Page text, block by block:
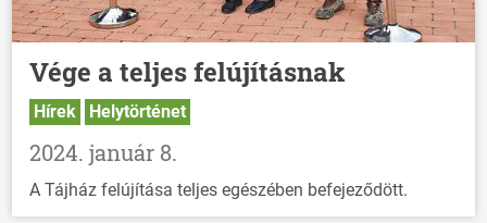
Vége a teljes felújításnak
Hírek Helytörténet
2024. január 8.
A Tájház felújítása teljes egészében befejeződött.